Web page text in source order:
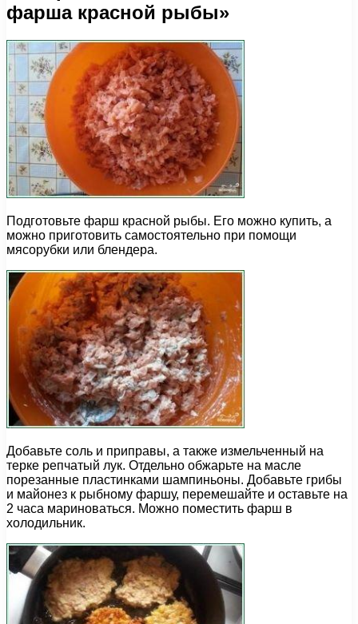
фарша красной рыбы»
Подготовьте фарш красной рыбы. Его можно купить, а
можно приготовить самостоятельно при помощи
мясорубки или блендера.
Добавьте соль и приправы, а также измельченный на
терке репчатый лук. Отдельно обжарьте на масле
порезанные пластинками шампиньоны. Добавьте грибы
и майонез к рыбному фаршу, перемешайте и оставьте на
2 часа мариноваться. Можно поместить фарш в
холодильник.